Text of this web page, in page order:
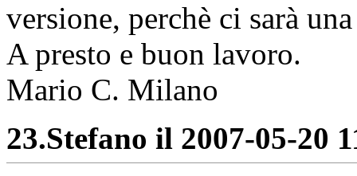
versione, perchè ci sarà
A presto e buon lavoro.
Mario C. Milano
23.Stefano il 2007-05-20